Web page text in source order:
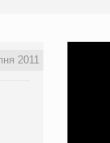
2011